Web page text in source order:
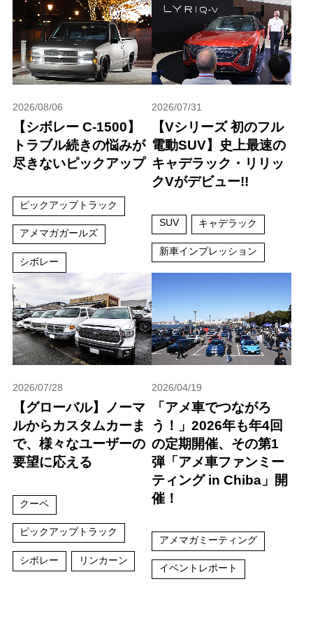
2026/08/06
【シボレー C-1500】
トラブル続きの悩みが
尽きないピックアップ
ピックアップトラック
アメマガガールズ
シボレー
2026/07/31
【Vシリーズ 初のフル
電動SUV】史上最速の
キャデラック・リリッ
クVがデビュー!!
SUV キャデラック
新車インプレッション
2026/07/28
【グローバル】ノーマ
ルからカスタムカーま
で、様々なユーザーの
要望に応える
クーペ
ピックアップトラック
シボレー リンカーン
2026/04/19
「アメ車でつながろ
う！」2026年も年4回
の定期開催、その第1
弾「アメ車ファンミー
ティング in Chiba」開
催！
アメマガミーティング
イベントレポート